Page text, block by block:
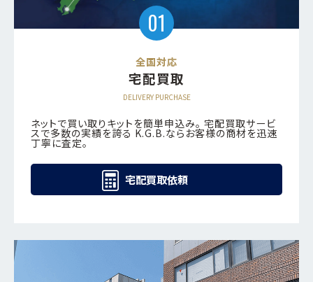
全国対応
宅配買取
DELIVERY PURCHASE
ネットで買い取りキットを簡単申込み。 宅配買取サービ
スで多数の実績を誇る K.G.B.ならお客様の商材を迅速
丁寧に査定。
宅配買取依頼